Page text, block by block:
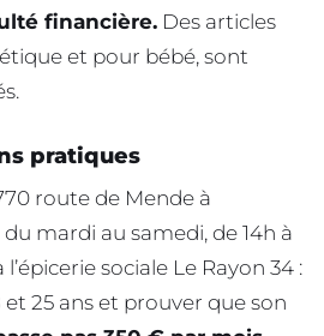
financière. Des articles
et pour bébé, sont
pratiques
route de Mende à
mardi au samedi, de 14h à
l’épicerie sociale Le Rayon 34 :
25 ans et prouver que son